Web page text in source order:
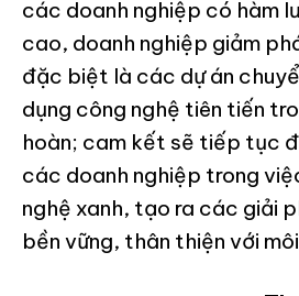
các doanh nghiệp có hàm
cao, doanh nghiệp giảm
đặc biệt là các dự án
dụng công nghệ tiên tiến
hoàn; cam kết sẽ tiếp tục
các doanh nghiệp trong
nghệ xanh, tạo ra các giải
bền vững, thân thiện với